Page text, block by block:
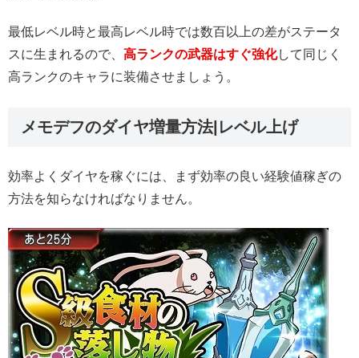
最低レベル時と最高レベル時では数百以上の差がステータ
スに生まれるので、 高ランクの武器はすぐ強化して同じく
高ランクのキャラに装備させましょう。
メモデフのダイヤ増量方法|レベル上げ
効率よくダイヤを稼ぐには、まず効率の良い経験値稼ぎの
方法を知らなければなりません。